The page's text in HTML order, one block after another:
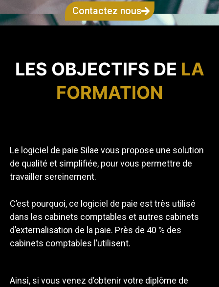
Contactez nous
LES OBJECTIFS DE LA
FORMATION
Le logiciel de paie Silae vous propose une solution
de qualité et simplifiée, pour vous permettre de
travailler sereinement.
C’est pourquoi, ce logiciel de paie est très utilisé
dans les cabinets comptables et autres cabinets
d’externalisation de la paie. Près de 40 % des
cabinets comptables l’utilisent.
Ainsi, si vous venez d’obtenir votre diplôme de